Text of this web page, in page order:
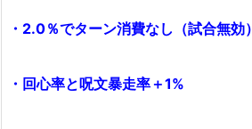
・2.0％でターン消費なし（試合無効）
・回心率と呪文暴走率＋1%